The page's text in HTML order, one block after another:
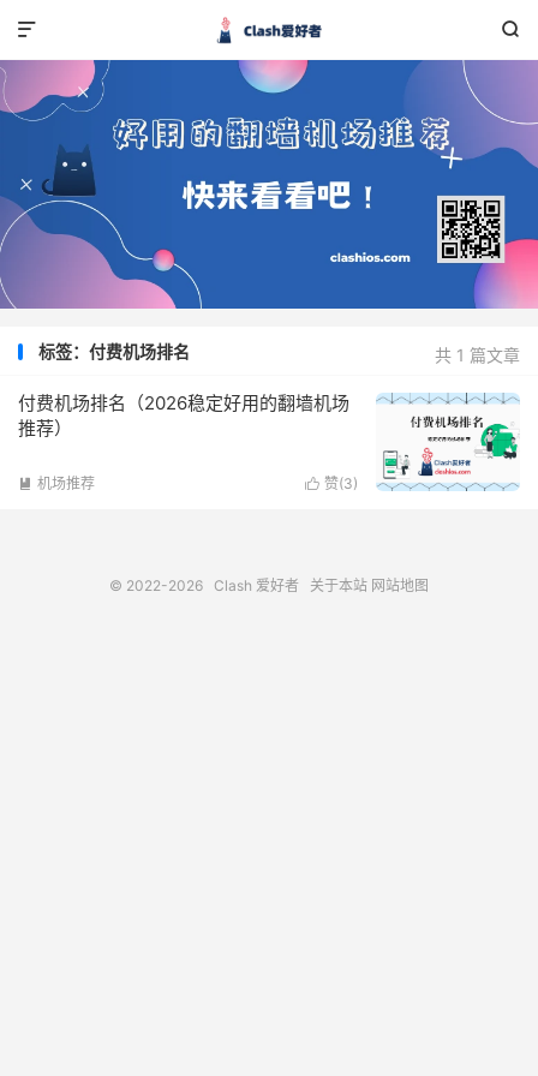


共 1 篇文章
标签：付费机场排名
付费机场排名（2026稳定好用的翻墙机场
推荐）
 赞(3)
 机场推荐
© 2022-2026 Clash 爱好者 关于本站 网站地图